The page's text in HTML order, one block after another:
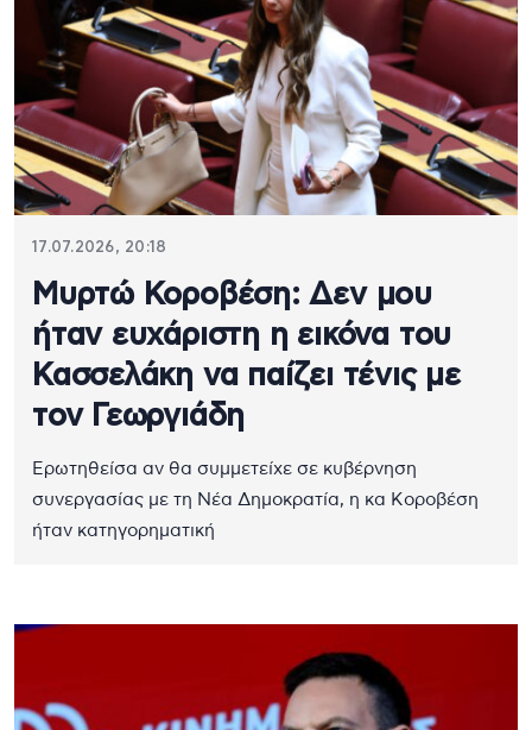
Κασσελάκη και τις εξελίξεις στον πολιτικό χώρο.
Μείνετε συντονισμένοι για άμεση, έγκυρη και
αναλυτική ενημέρωση.
17.07.2026, 20:18
Μυρτώ Κοροβέση: Δεν μου
ήταν ευχάριστη η εικόνα του
Κασσελάκη να παίζει τένις με
τον Γεωργιάδη
Ερωτηθείσα αν θα συμμετείχε σε κυβέρνηση
συνεργασίας με τη Νέα Δημοκρατία, η κα Κοροβέση
ήταν κατηγορηματική